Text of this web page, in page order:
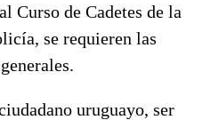
Curso de Cadetes de la
se requieren las
uruguayo, ser